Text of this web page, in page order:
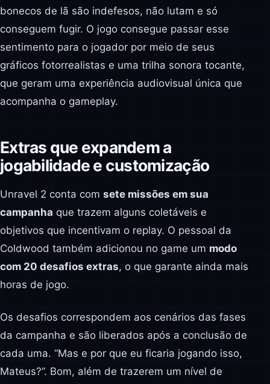
bonecos de lã são indefesos, não lutam e só
conseguem fugir. O jogo consegue passar esse
sentimento para o jogador por meio de seus
gráficos fotorrealistas e uma trilha sonora tocante,
que geram uma experiência audiovisual única que
acompanha o gameplay.
Extras que expandem a
jogabilidade e customização
Unravel 2 conta com sete missões em sua
campanha que trazem alguns coletáveis e
objetivos que incentivam o replay. O pessoal da
Coldwood também adicionou no game um modo
com 20 desafios extras, o que garante ainda mais
horas de jogo.
Os desafios correspondem aos cenários das fases
da campanha e são liberados após a conclusão de
cada uma. “Mas e por que eu ficaria jogando isso,
Mateus?”. Bom, além de trazerem um nível de